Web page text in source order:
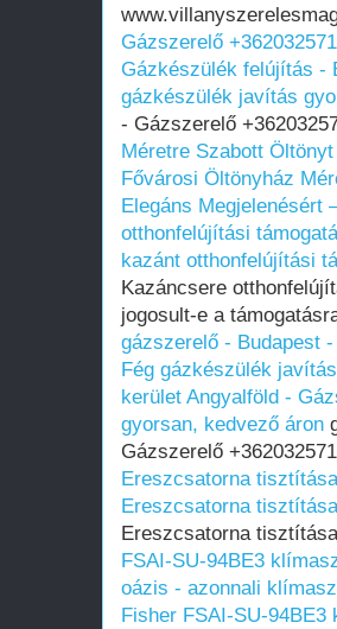
Gázszerelő
Gázkészülék felújítás -
gázkészülék javítás
- Gázszerelő
Méretre Szabott
Fővárosi Öltönyház
Elegáns Megjelenésért
otthonfelújítási
kazánt otthonfelújítási
Kazáncsere
jogosult-e a
gázszerelő - Budapest
Fég gázkészülék
kerület Angyalföld -
gyorsan, kedvező áron
Gázszerelő
Ereszcsatorna
Ereszcsatorna
Ereszcsatorna
FSAI-SU-94BE3
oázis - azonnali
Fisher FSAI-SU-